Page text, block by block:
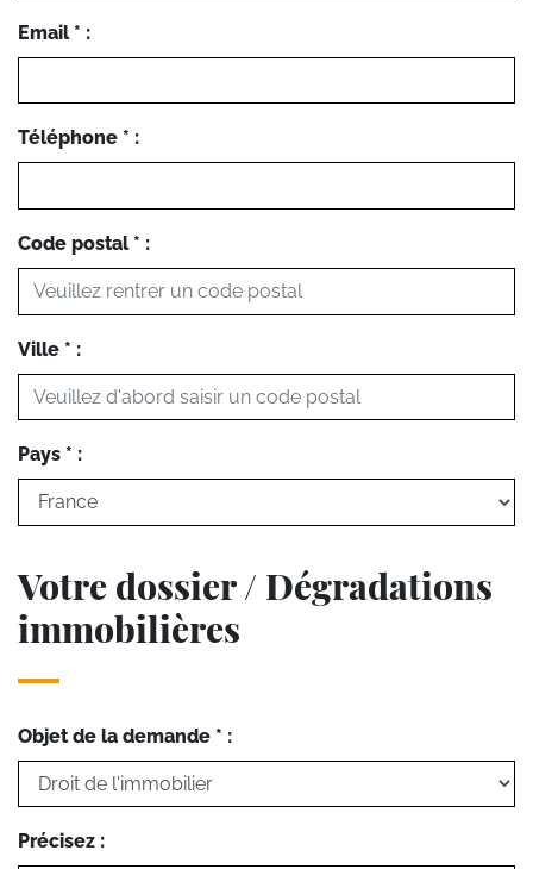
Email * :
Téléphone * :
Code postal * :
Ville * :
Pays * :
Votre dossier / Dégradations
immobilières
Objet de la demande * :
Précisez :